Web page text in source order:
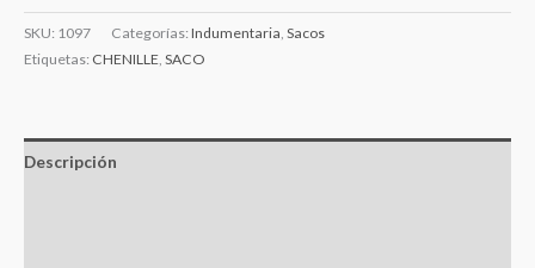
SKU: 1097 Categorías: Indumentaria Sacos
Etiquetas: CHENILLE SACO
Descripción